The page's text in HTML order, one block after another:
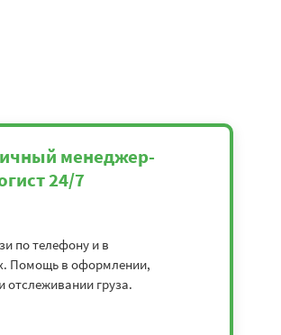
менеджер-
24/7
по телефону и в
Помощь в оформлении,
отслеживании груза.